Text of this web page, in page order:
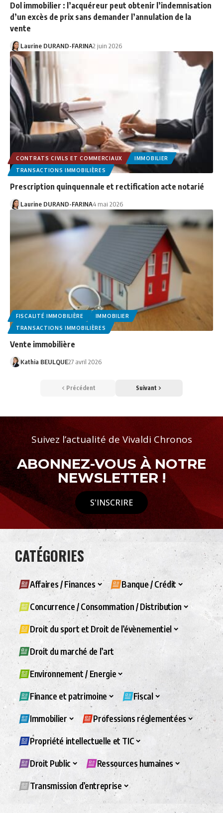
Dol immobilier : l’acquéreur peut obtenir l’indemnisation
d’un excès de prix sans demander l’annulation de la
vente
Laurine DURAND-FARINA2 juin 2026
CONTRATS CIVILS ET COMMERCIAUX
IMMOBILIER
TRANSACTIONS IMMOBILIÈRES
Prescription quinquennale et rectification acte notarié
Laurine DURAND-FARINA4 mai 2026
FISCALITÉ IMMOBILIÈRE
IMMOBILIER
TRANSACTIONS IMMOBILIÈRES
Vente immobilière
Kathia BEULQUE27 avril 2026
Précédent Suivant
Suivez l’actualité de Vivaldi Chronos
ABONNEZ-VOUS À NOTRE
NEWSLETTER !
S'INSCRIRE
CATÉGORIES
Affaires / Finances Banque / Crédit
Concurrence / Consommation / Distribution
Droit du sport et Droit de l’évènementiel
Droit du marché de l’art
Environnement / Energie
Finance et patrimoine Fiscal
Immobilier Professions réglementées
Propriété intellectuelle et TIC
Droit Public Ressources humaines
Transmission d’entreprise